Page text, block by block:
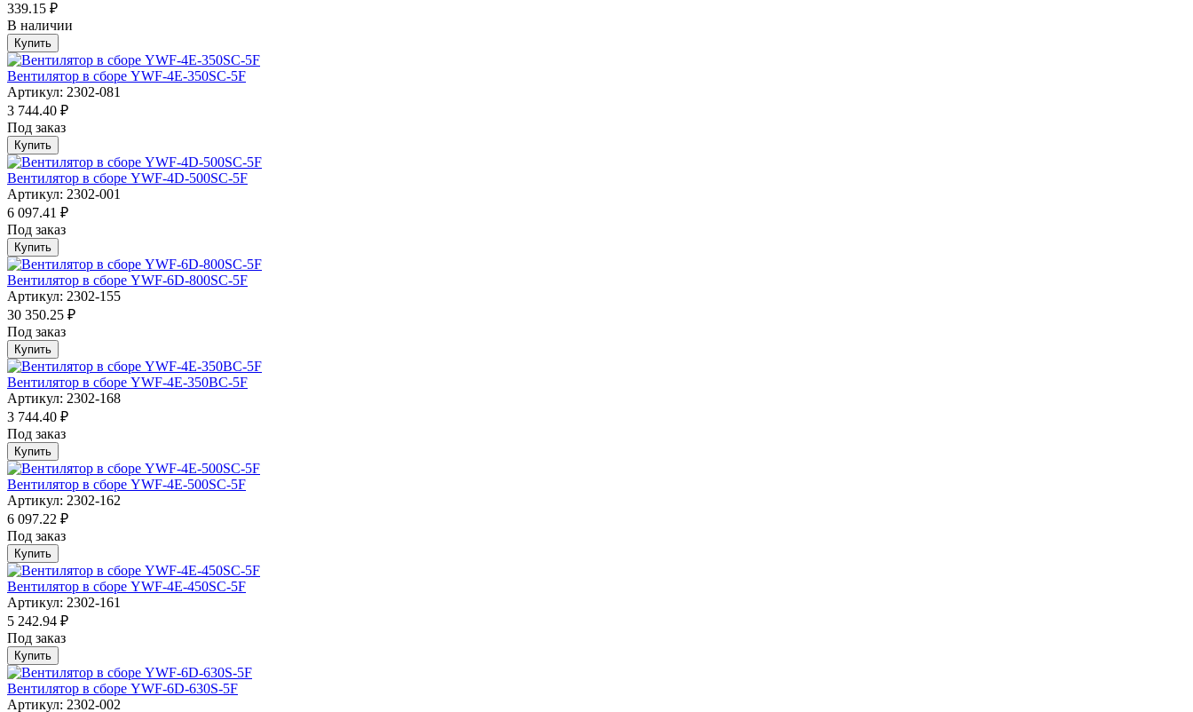
339.15 ₽
В наличии
Купить
Вентилятор в сборе YWF-4E-350SC-5F
Артикул: 2302-081
3 744.40 ₽
Под заказ
Купить
Вентилятор в сборе YWF-4D-500SC-5F
Артикул: 2302-001
6 097.41 ₽
Под заказ
Купить
Вентилятор в сборе YWF-6D-800SC-5F
Артикул: 2302-155
30 350.25 ₽
Под заказ
Купить
Вентилятор в сборе YWF-4E-350BC-5F
Артикул: 2302-168
3 744.40 ₽
Под заказ
Купить
Вентилятор в сборе YWF-4E-500SC-5F
Артикул: 2302-162
6 097.22 ₽
Под заказ
Купить
Вентилятор в сборе YWF-4E-450SC-5F
Артикул: 2302-161
5 242.94 ₽
Под заказ
Купить
Вентилятор в сборе YWF-6D-630S-5F
Артикул: 2302-002